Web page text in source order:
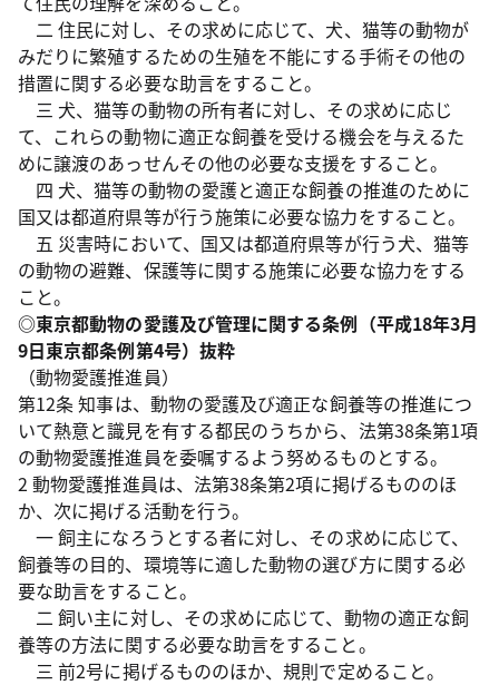
二 住民に対し、その求めに応じて、犬、猫等の動物が
みだりに繁殖するための生殖を不能にする手術その他の
措置に関する必要な助言をすること。
三 犬、猫等の動物の所有者に対し、その求めに応じ
て、これらの動物に適正な飼養を受ける機会を与えるた
めに譲渡のあっせんその他の必要な支援をすること。
四 犬、猫等の動物の愛護と適正な飼養の推進のために
国又は都道府県等が行う施策に必要な協力をすること。
五 災害時において、国又は都道府県等が行う犬、猫等
の動物の避難、保護等に関する施策に必要な協力をする
こと。
◎東京都動物の愛護及び管理に関する条例（平成18年3月
9日東京都条例第4号）抜粋
（動物愛護推進員）
第12条 知事は、動物の愛護及び適正な飼養等の推進につ
いて熱意と識見を有する都民のうちから、法第38条第1項
の動物愛護推進員を委嘱するよう努めるものとする。
2 動物愛護推進員は、法第38条第2項に掲げるもののほ
か、次に掲げる活動を行う。
一 飼主になろうとする者に対し、その求めに応じて、
飼養等の目的、環境等に適した動物の選び方に関する必
要な助言をすること。
二 飼い主に対し、その求めに応じて、動物の適正な飼
養等の方法に関する必要な助言をすること。
三 前2号に掲げるもののほか、規則で定めること。